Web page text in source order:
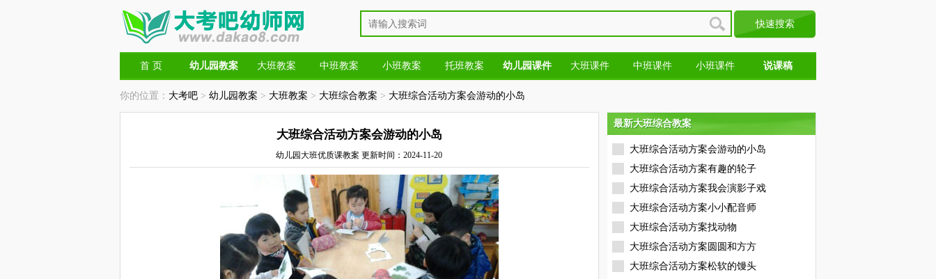
首 页 幼儿园教案 大班教案 中班教案 小班教案 托班教案 幼儿园课件 大班课件 中班课件 小班课件 说课稿
你的位置： 大考吧 > 幼儿园教案 > 大班教案 > 大班综合教案 > 大班综合活动方案会游动的小岛
大班综合活动方案会游动的小岛
幼儿园大班优质课教案 更新时间：2024-11-20
最新大班综合教案
最新大班综合教案
大班综合活动方案会游动的小岛
大班综合活动方案有趣的轮子
大班综合活动方案我会演影子戏
大班综合活动方案小小配音师
大班综合活动方案找动物
大班综合活动方案圆圆和方方
大班综合活动方案松软的馒头